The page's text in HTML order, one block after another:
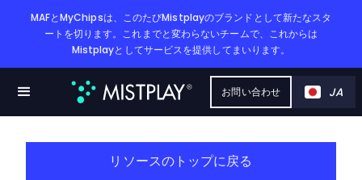
MAFとMyChipsは、このたびMistplayのブランドとして新たなスタ
ートを切ります。これまでと変わらないチームで、これからは
Mistplayとしてサービスを提供してまいります。
JA
お問い合わせ
リソースのトップに戻る